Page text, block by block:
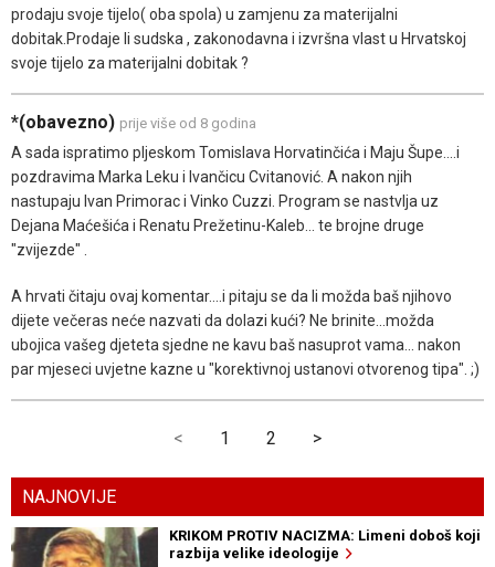
prodaju svoje tijelo( oba spola) u zamjenu za materijalni
dobitak.Prodaje li sudska , zakonodavna i izvršna vlast u Hrvatskoj
svoje tijelo za materijalni dobitak ?
*(obavezno) prije više od 8 godina
A sada ispratimo pljeskom Tomislava Horvatinčića i Maju Šupe....i
pozdravima Marka Leku i Ivančicu Cvitanović. A nakon njih
nastupaju Ivan Primorac i Vinko Cuzzi. Program se nastvlja uz
Dejana Maćešića i Renatu Prežetinu-Kaleb... te brojne druge
"zvijezde" .
A hrvati čitaju ovaj komentar....i pitaju se da li možda baš njihovo
dijete večeras neće nazvati da dolazi kući? Ne brinite...možda
ubojica vašeg djeteta sjedne ne kavu baš nasuprot vama... nakon
par mjeseci uvjetne kazne u "korektivnoj ustanovi otvorenog tipa". ;)
< 1 2 >
NAJNOVIJE
KRIKOM PROTIV NACIZMA: Limeni doboš koji
razbija velike ideologije